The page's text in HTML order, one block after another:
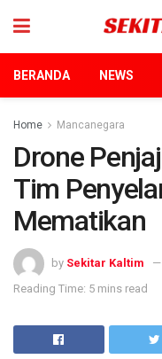
BERANDA NEWS
Home Mancanegara
Drone
Tim
Mematikan
by Sekitar Kaltim
Reading Time: 5 mins read